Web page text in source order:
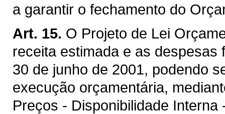
a garantir o fechamento do
Art. 15. O Projeto de Lei
receita estimada e as
30 de junho de 2001, podendo
execução orçamentária,
Preços - Disponibilidade